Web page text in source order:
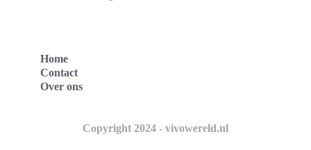
Home
Contact
Over ons
Copyright 2024 - vivowereld.nl